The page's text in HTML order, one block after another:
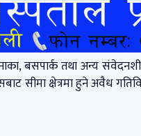
नाका, बसपार्क तथा अन्य
सीमा क्षेत्रमा हुने अवैध